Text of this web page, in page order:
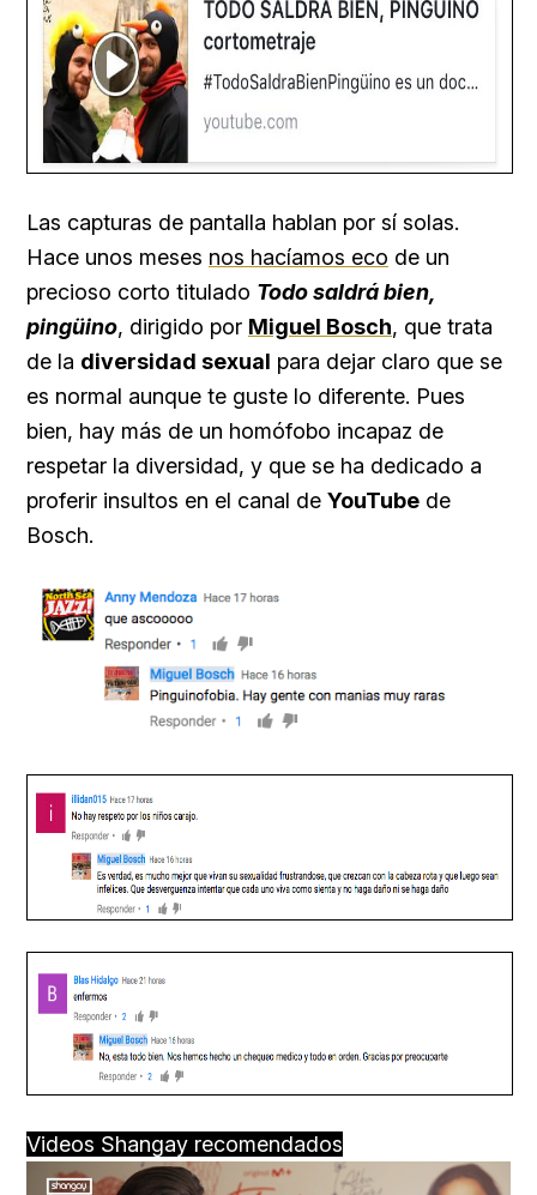
Las capturas de pantalla hablan por sí solas.
Hace unos meses nos hacíamos eco de un
precioso corto titulado Todo saldrá bien,
pingüino, dirigido por Miguel Bosch, que trata
de la diversidad sexual para dejar claro que se
es normal aunque te guste lo diferente. Pues
bien, hay más de un homófobo incapaz de
respetar la diversidad, y que se ha dedicado a
proferir insultos en el canal de YouTube de
Bosch.
Videos Shangay recomendados